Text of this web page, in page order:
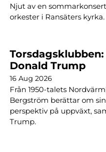
Njut av en
orkester i Ransäters kyrka.
Donald Trump
16 Aug 2026
Från 1950-talets
Bergström berättar om
perspektiv på uppväxt,
Trump.